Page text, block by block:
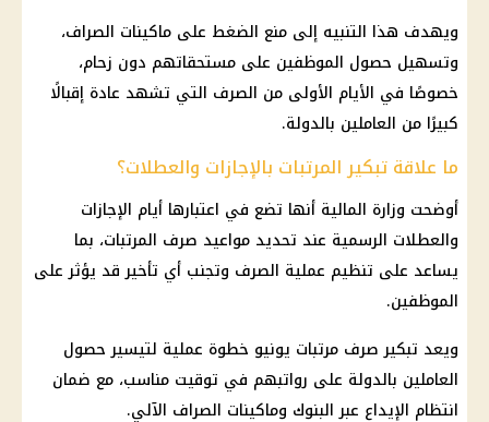
ويهدف هذا التنبيه إلى منع الضغط على ماكينات الصراف،
وتسهيل حصول الموظفين على مستحقاتهم دون زحام،
خصوصًا في الأيام الأولى من الصرف التي تشهد عادة إقبالًا
كبيرًا من العاملين بالدولة.
ما علاقة تبكير المرتبات بالإجازات والعطلات؟
أوضحت وزارة المالية أنها تضع في اعتبارها أيام الإجازات
والعطلات الرسمية عند تحديد مواعيد صرف المرتبات، بما
يساعد على تنظيم عملية الصرف وتجنب أي تأخير قد يؤثر على
الموظفين.
ويعد تبكير صرف مرتبات يونيو خطوة عملية لتيسير حصول
العاملين بالدولة على رواتبهم في توقيت مناسب، مع ضمان
انتظام الإيداع عبرالبنوك وماكينات الصراف الآلي.